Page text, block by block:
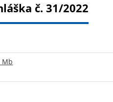
č. 31/2022
Mb